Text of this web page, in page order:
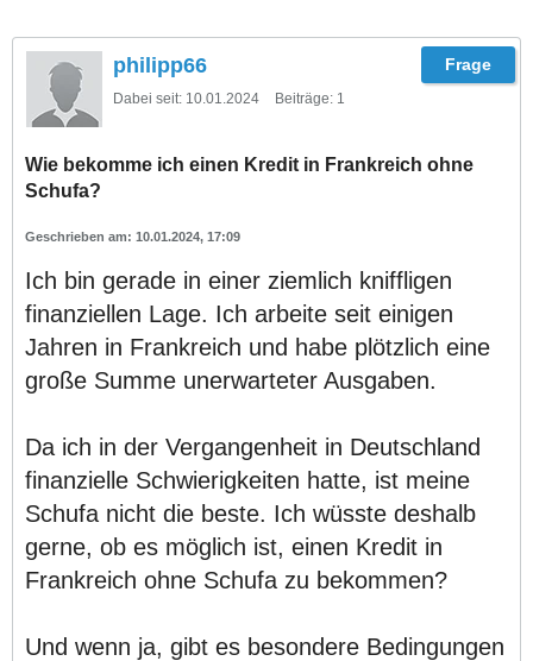
philipp66
Dabei seit: 10.01.2024 Beiträge: 1
Wie bekomme ich einen Kredit in Frankreich ohne
Schufa?
10.01.2024, 17:09
Ich bin gerade in einer ziemlich kniffligen
finanziellen Lage. Ich arbeite seit einigen
Jahren in Frankreich und habe plötzlich eine
große Summe unerwarteter Ausgaben.
Da ich in der Vergangenheit in Deutschland
finanzielle Schwierigkeiten hatte, ist meine
Schufa nicht die beste. Ich wüsste deshalb
gerne, ob es möglich ist, einen Kredit in
Frankreich ohne Schufa zu bekommen?
Und wenn ja, gibt es besondere Bedingungen